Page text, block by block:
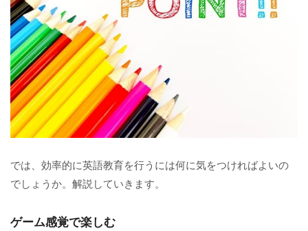
では、効率的に英語教育を行うには何に気をつければよいの
でしょうか。解説していきます。
ゲーム感覚で楽しむ